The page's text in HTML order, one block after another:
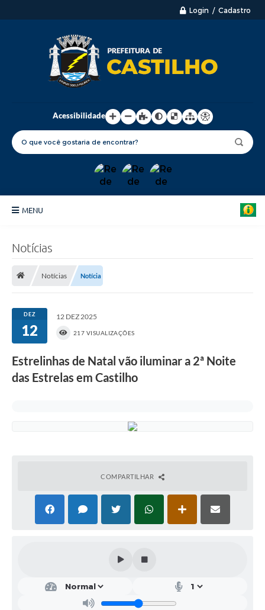
Login / Cadastro
Acessibilidade
MENU
Carta de Serviços
Turismo
Legislação
Notícias
Notícias Notícia
DEZ
12
12 DEZ 2025
217 VISUALIZAÇÕES
Estrelinhas de Natal vão iluminar a 2ª Noite
das Estrelas em Castilho
COMPARTILHAR